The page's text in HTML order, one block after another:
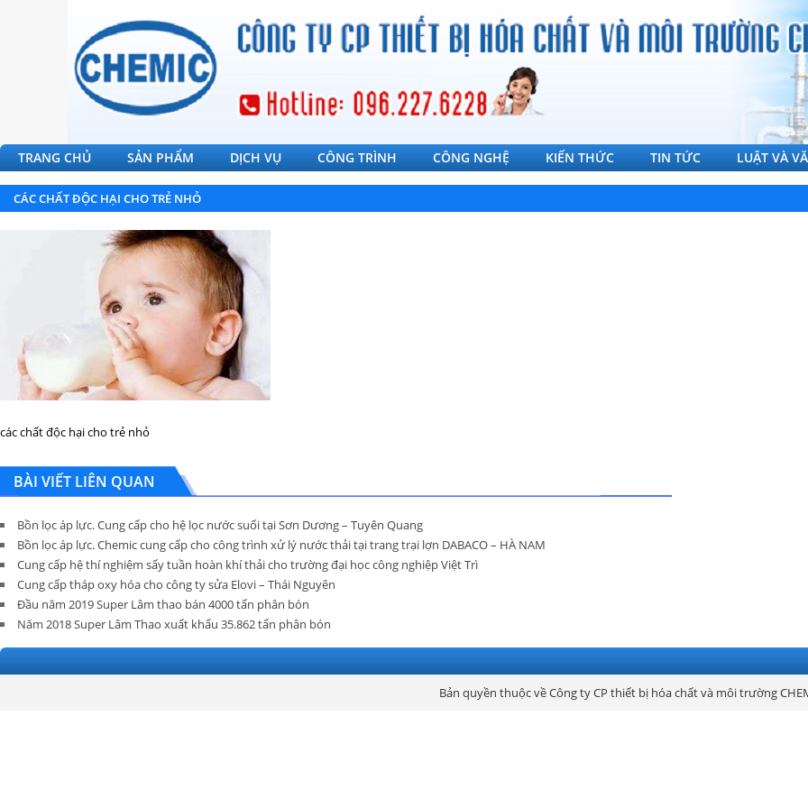
TRANG CHỦ SẢN PHẨM DỊCH VỤ CÔNG TRÌNH CÔNG NGHỆ KIẾN THỨC TIN TỨC LUẬT VÀ
CÁC CHẤT ĐỘC HẠI CHO TRẺ NHỎ
các chất độc hại cho trẻ nhỏ
BÀI VIẾT LIÊN QUAN
Bồn lọc áp lực. Cung cấp cho hệ lọc nước suối tại Sơn Dương – Tuyên Quang
Bồn lọc áp lực. Chemic cung cấp cho công trình xử lý nước thải tại trang trại lợn DABACO – HÀ NAM
Cung cấp hệ thí nghiệm sấy tuần hoàn khí thải cho trường đại học công nghiệp Việt Trì
Cung cấp tháp oxy hóa cho công ty sửa Elovi – Thái Nguyên
Đầu năm 2019 Super Lâm thao bán 4000 tấn phân bón
Năm 2018 Super Lâm Thao xuất khẩu 35.862 tấn phân bón
Bản quyền thuộc về Công ty CP thiết bị hóa chất và môi trường